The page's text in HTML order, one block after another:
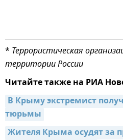
* Террористическая
территории России
Читайте также на РИА
В Крыму экстремист
тюрьмы
Жителя Крыма осудят за